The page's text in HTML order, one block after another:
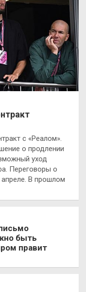
с «Реалом».
о продлении
уход
Переговоры о
В прошлом
быть
правит